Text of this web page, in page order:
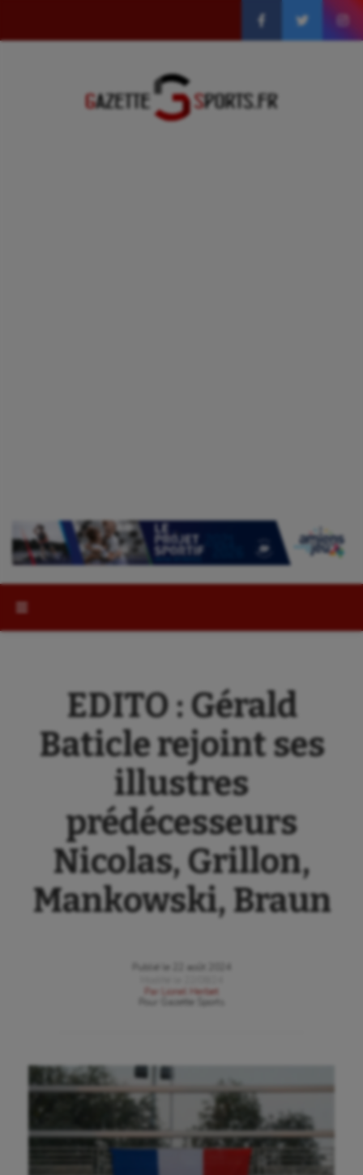
EDITO : Gérald
Baticle rejoint ses
illustres
prédécesseurs
Nicolas, Grillon,
Mankowski, Braun
Publié le
22 août 2024
Par
Lionel Herbet
Gazette Sports